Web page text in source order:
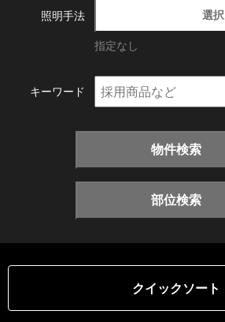
照明手法 選択
指定なし
キーワード
物件検索
部位検索
クイックソート